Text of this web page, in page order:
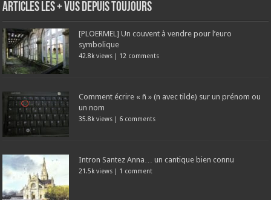
Articles les + vus depuis toujours
[PLOERMEL] Un couvent à vendre pour l’euro
symbolique
42.8k views 12 comments
Comment écrire « ñ » (n avec tilde) sur un prénom ou
un nom
35.8k views 6 comments
Intron Santez Anna… un cantique bien connu
21.5k views 1 comment